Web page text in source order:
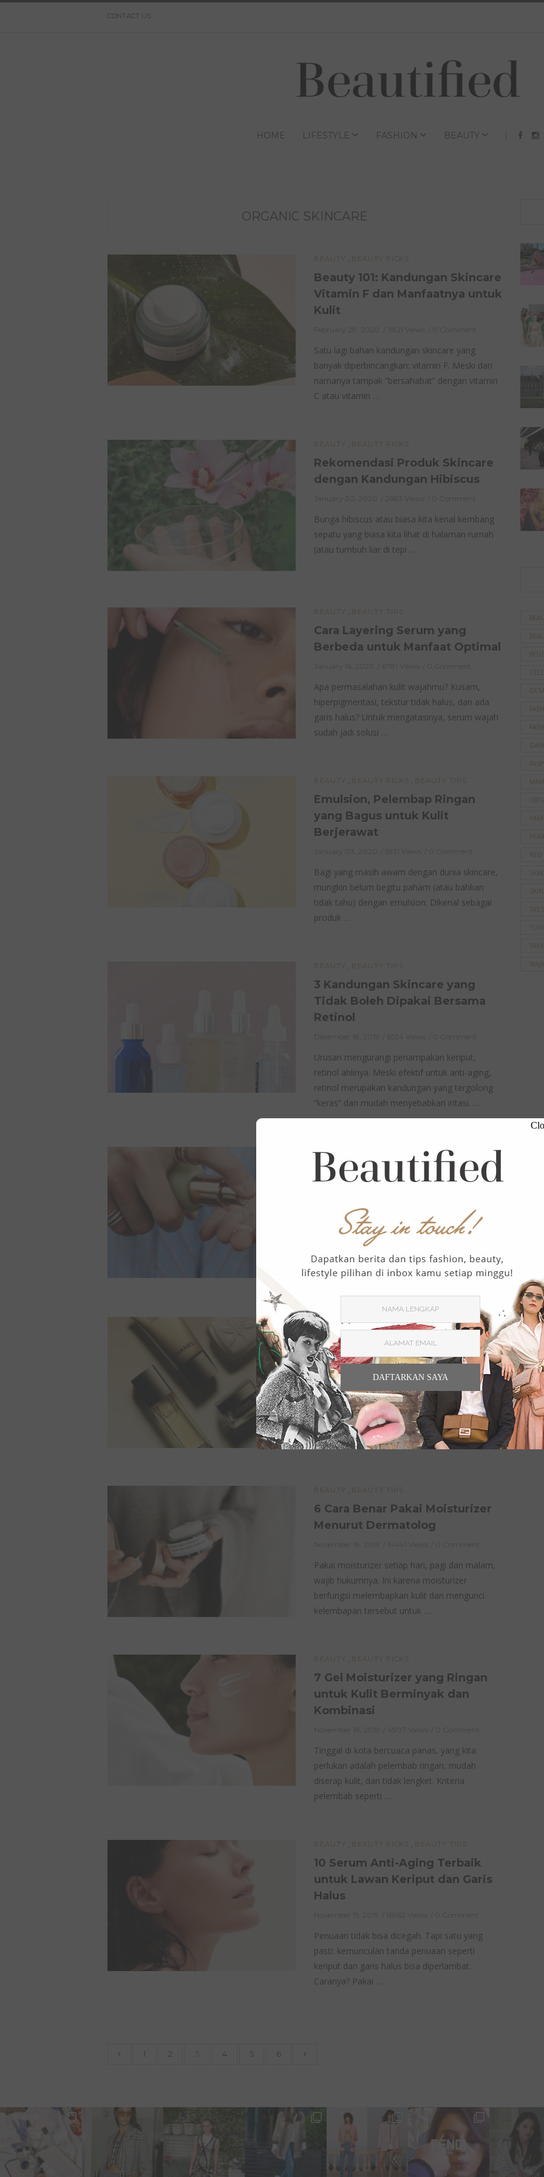
CONTACT US
HOME LIFESTYLE FASHION BEAUTY
ORGANIC SKINCARE
BEAUTY BEAUTY PICKS
Beauty 101: Kandungan Skincare
Vitamin F dan Manfaatnya untuk
Kulit
Satu lagi bahan kandungan skincare yang
banyak diperbincangkan: vitamin F. Meski dari
namanya tampak “bersahabat” dengan vitamin
C atau vitamin …
BEAUTY BEAUTY PICKS
Rekomendasi Produk Skincare
dengan Kandungan Hibiscus
Bunga hibiscus atau biasa kita kenal kembang
sepatu yang biasa kita lihat di halaman rumah
(atau tumbuh liar di tepi …
BEAUTY BEAUTY TIPS
Cara Layering Serum yang
Berbeda untuk Manfaat Optimal
Apa permasalahan kulit wajahmu? Kusam,
hiperpigmentasi, tekstur tidak halus, dan ada
garis halus? Untuk mengatasinya, serum wajah
sudah jadi solusi …
BEAUTY BEAUTY PICKS BEAUTY TIPS
Emulsion, Pelembap Ringan
yang Bagus untuk Kulit
Berjerawat
Bagi yang masih awam dengan dunia skincare,
mungkin belum begitu paham (atau bahkan
tidak tahu) dengan emulsion. Dikenal sebagai
produk …
BEAUTY BEAUTY TIPS
3 Kandungan Skincare yang
Tidak Boleh Dipakai Bersama
Retinol
Urusan mengurangi penampakan keriput,
retinol ahlinya. Meski efektif untuk anti-aging,
retinol merupakan kandungan yang tergolong
“keras” dan mudah menyebabkan iritasi. …
BEAUTY BEAUTY TIPS
Menurut Dermatolog, Ini Serum
yang Perlu Dihindari Kulit
December 04, 2019 5101 Views 0 Comment
We know, we rely on serum that much. Karena
serum adalah produk skincare paling potent
untuk mengatasi berbagai kondisi dan …
BEAUTY,BEAUTY TIPS
Ini Kandungan Mewah pada
Skincare Chanel SUBLIMAGE
November 26, 2019 5432 Views 0 Comment
Produk skincare Chanel lini SUBLIMAGE
merupakan salah satu produk best-seller
Chanel Beauty. Terlepas dari nama Chanel,
pernahkah terbayang faktor apa …
BEAUTY BEAUTY TIPS
6 Cara Benar Pakai Moisturizer
Menurut Dermatolog
Pakai moisturizer setiap hari, pagi dan malam,
wajib hukumnya. Ini karena moisturizer
berfungsi melembapkan kulit dan mengunci
kelembapan tersebut untuk …
BEAUTY BEAUTY PICKS
7 Gel Moisturizer yang Ringan
untuk Kulit Berminyak dan
Kombinasi
Tinggal di kota bercuaca panas, yang kita
perlukan adalah pelembab ringan, mudah
diserap kulit, dan tidak lengket. Kriteria
pelembab seperti …
BEAUTY BEAUTY PICKS BEAUTY TIPS
10 Serum Anti-Aging Terbaik
untuk Lawan Keriput dan Garis
Halus
Penuaan tidak bisa dicegah. Tapi satu yang
pasti: kemunculan tanda penuaan seperti
keriput dan garis halus bisa diperlambat.
Caranya? Pakai …
1 2 3 4 5 6
RED
TAS
DAFTARKAN SAYA